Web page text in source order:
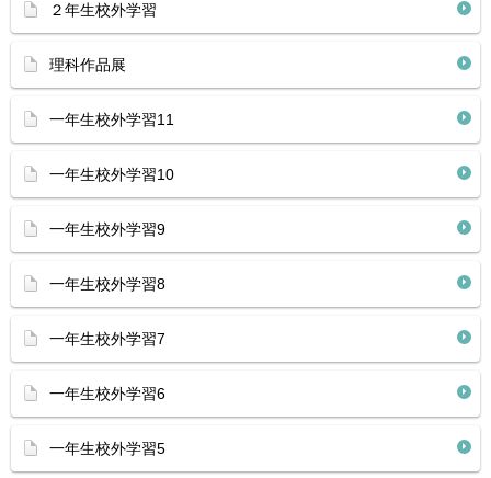
２年生校外学習
理科作品展
一年生校外学習11
一年生校外学習10
一年生校外学習9
一年生校外学習8
一年生校外学習7
一年生校外学習6
一年生校外学習5